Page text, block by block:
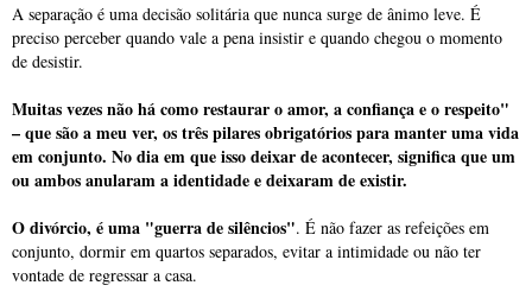
A separação é uma decisão solitária que nunca surge de ânimo leve. É
preciso perceber quando vale a pena insistir e quando chegou o momento
de desistir.
Muitas vezes não há como restaurar o amor, a confiança e o respeito"
– que são a meu ver, os três pilares obrigatórios para manter uma vida
em conjunto. No dia em que isso deixar de acontecer, significa que um
ou ambos anularam a identidade e deixaram de existir.
O divórcio, é uma "guerra de silêncios". É não fazer as refeições em
conjunto, dormir em quartos separados, evitar a intimidade ou não ter
vontade de regressar a casa.